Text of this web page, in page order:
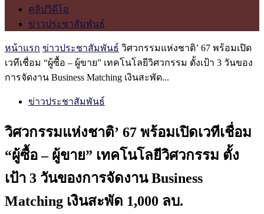
คลิปวิดีโอ
ข่าวประชาสัมพันธ์
หน้าแรก ข่าวประชาสัมพันธ์ วิศวกรรมแห่งชาติ’ 67 พร้อมเปิด
เวทีเชื่อม “ผู้ซื้อ – ผู้ขาย” เทคโนโลยีวิศวกรรม ตั้งเป้า 3 วันของ
การจัดงาน Business Matching เงินสะพัด...
ข่าวประชาสัมพันธ์
วิศวกรรมแห่งชาติ’ 67 พร้อมเปิดเวทีเชื่อม
“ผู้ซื้อ – ผู้ขาย” เทคโนโลยีวิศวกรรม ตั้ง
เป้า 3 วันของการจัดงาน Business
Matching เงินสะพัด 1,000 ลบ.